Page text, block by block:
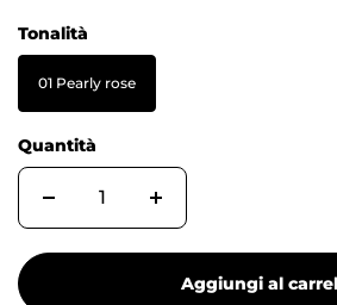
Tonalità
01 Pearly rose
Quantità
Aggiungi al